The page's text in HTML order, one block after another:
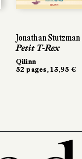
Jonathan Stutzman
Petit T-Rex
Qilinn
52 pages, 13,95 €